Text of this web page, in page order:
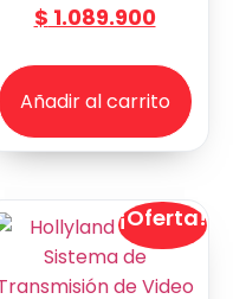
$ 1.089.900
Añadir al carrito
¡Oferta!